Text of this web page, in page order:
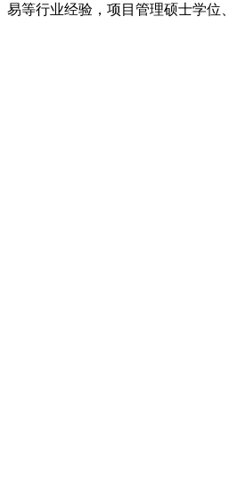
易等行业经验，项目管理硕士学位